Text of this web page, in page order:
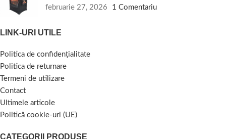
februarie 27, 2026 1 Comentariu
LINK-URI UTILE
Politica de confidențialitate
Politica de returnare
Termeni de utilizare
Contact
Ultimele articole
Politică cookie-uri (UE)
CATEGORII PRODUSE